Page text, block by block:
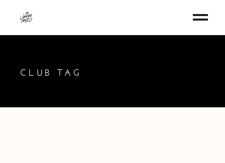
CLUB TAG